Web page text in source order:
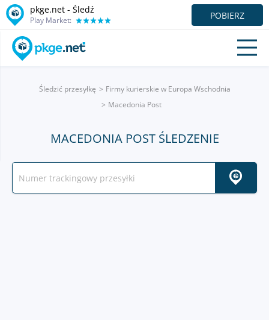
pkge.net - Śledź
Play Market: POBIERZ
Śledzić przesyłkę
Firmy kurierskie w Europa Wschodnia
Macedonia Post
MACEDONIA POST ŚLEDZENIE